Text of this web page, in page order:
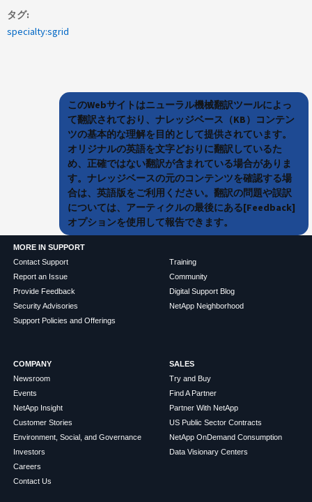
タグ
specialty:sgrid
このWebサイトはニューラル機械翻訳ツールによっ
て翻訳されており、ナレッジベース（KB）コンテン
ツの基本的な理解を目的として提供されています。
オリジナルの英語を文字どおりに翻訳しているた
め、正確ではない翻訳が含まれている場合がありま
す。ナレッジベースの元のコンテンツを確認する場
合は、英語版をご利用ください。翻訳の問題や誤訳
については、アーティクルの最後にある[Feedback]
オプションを使用して報告できます。
MORE IN SUPPORT
Contact Support
Report an Issue
Provide Feedback
Security Advisories
Support Policies and Offerings
Training
Community
Digital Support Blog
NetApp Neighborhood
COMPANY
Newsroom
Events
NetApp Insight
Customer Stories
Environment, Social, and Governance
Investors
Careers
Contact Us
SALES
Try and Buy
Find A Partner
Partner With NetApp
US Public Sector Contracts
NetApp OnDemand Consumption
Data Visionary Centers